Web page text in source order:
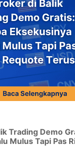
Trading Demo
Mulus Tapi Pas